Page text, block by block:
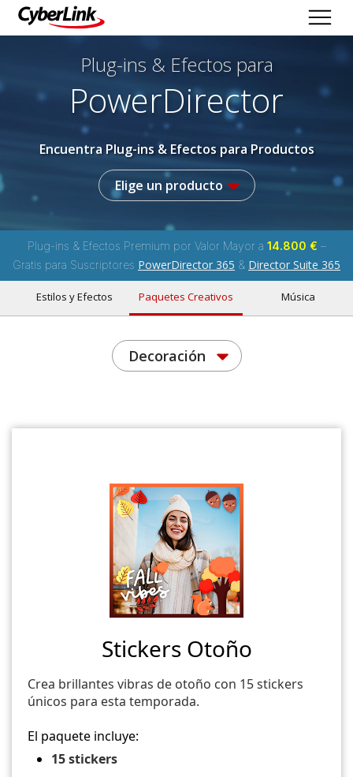
Plug-ins & Efectos para
PowerDirector
Encuentra Plug-ins & Efectos para Productos
Elige un producto
Plug-ins & Efectos Premium por Valor Mayor a 14.800 € –
Gratis para Suscriptores PowerDirector 365 & Director Suite 365
Estilos y Efectos Paquetes Creativos Música
Decoración
Stickers Otoño
Crea brillantes vibras de otoño con 15 stickers
únicos para esta temporada.
El paquete incluye:
15 stickers